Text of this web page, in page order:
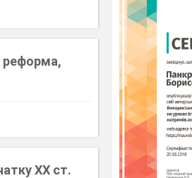
реформа,
ХХ ст.